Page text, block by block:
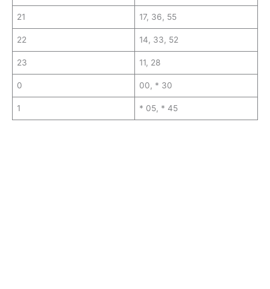
21 17, 36, 55
22 14, 33, 52
23 11, 28
0 00, * 30
1 * 05, * 45